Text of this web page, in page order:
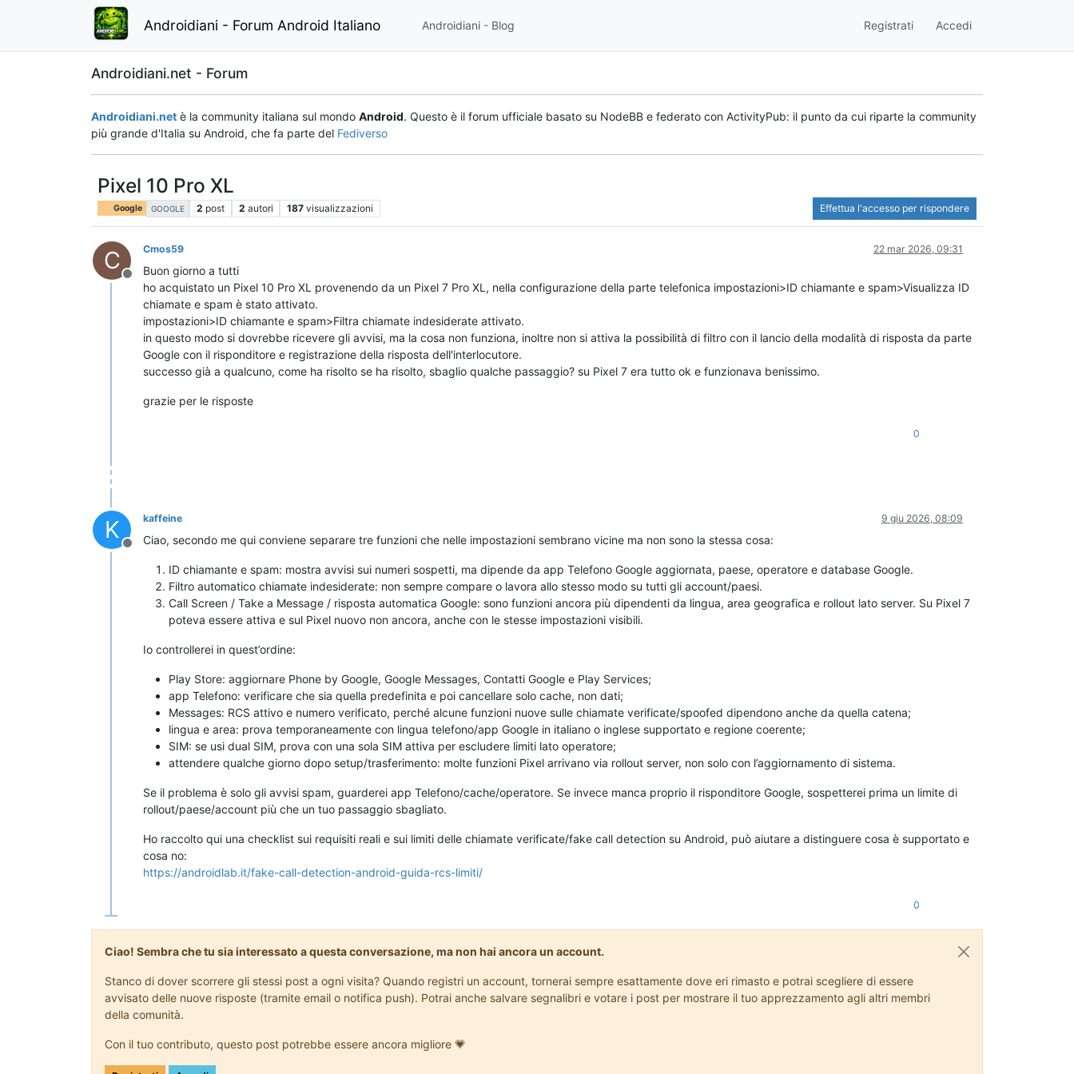
Androidiani - Forum Android Italiano Androidiani - Blog Registrati Accedi
Androidiani.net - Forum
Androidiani.net è la community italiana sul mondo Android. Questo è il forum ufficiale basato su NodeBB e federato con ActivityPub: il punto da cui riparte la community
più grande d'Italia su Android, che fa parte del Fediverso
Pixel 10 Pro XL
Google GOOGLE 2 post 2 autori 187 visualizzazioni Effettua l'accesso per rispondere
C
Non in linea
Cmos59 22 mar 2026, 09:31
Buon giorno a tutti
ho acquistato un Pixel 10 Pro XL provenendo da un Pixel 7 Pro XL, nella configurazione della parte telefonica impostazioni>ID chiamante e spam>Visualizza ID
chiamate e spam è stato attivato.
impostazioni>ID chiamante e spam>Filtra chiamate indesiderate attivato.
in questo modo si dovrebbe ricevere gli avvisi, ma la cosa non funziona, inoltre non si attiva la possibilità di filtro con il lancio della modalità di risposta da parte
Google con il risponditore e registrazione della risposta dell'interlocutore.
successo già a qualcuno, come ha risolto se ha risolto, sbaglio qualche passaggio? su Pixel 7 era tutto ok e funzionava benissimo.
grazie per le risposte
0
K
Non in linea
kaffeine 9 giu 2026, 08:09
Ciao, secondo me qui conviene separare tre funzioni che nelle impostazioni sembrano vicine ma non sono la stessa cosa:
ID chiamante e spam: mostra avvisi sui numeri sospetti, ma dipende da app Telefono Google aggiornata, paese, operatore e database Google.
Filtro automatico chiamate indesiderate: non sempre compare o lavora allo stesso modo su tutti gli account/paesi.
Call Screen / Take a Message / risposta automatica Google: sono funzioni ancora più dipendenti da lingua, area geografica e rollout lato server. Su Pixel 7
poteva essere attiva e sul Pixel nuovo non ancora, anche con le stesse impostazioni visibili.
Io controllerei in quest’ordine:
Play Store: aggiornare Phone by Google, Google Messages, Contatti Google e Play Services;
app Telefono: verificare che sia quella predefinita e poi cancellare solo cache, non dati;
Messages: RCS attivo e numero verificato, perché alcune funzioni nuove sulle chiamate verificate/spoofed dipendono anche da quella catena;
lingua e area: prova temporaneamente con lingua telefono/app Google in italiano o inglese supportato e regione coerente;
SIM: se usi dual SIM, prova con una sola SIM attiva per escludere limiti lato operatore;
attendere qualche giorno dopo setup/trasferimento: molte funzioni Pixel arrivano via rollout server, non solo con l’aggiornamento di sistema.
Se il problema è solo gli avvisi spam, guarderei app Telefono/cache/operatore. Se invece manca proprio il risponditore Google, sospetterei prima un limite di
rollout/paese/account più che un tuo passaggio sbagliato.
Ho raccolto qui una checklist sui requisiti reali e sui limiti delle chiamate verificate/fake call detection su Android, può aiutare a distinguere cosa è supportato e
cosa no:
https://androidlab.it/fake-call-detection-android-guida-rcs-limiti/
0
Ciao! Sembra che tu sia interessato a questa conversazione, ma non hai ancora un account.
Stanco di dover scorrere gli stessi post a ogni visita? Quando registri un account, tornerai sempre esattamente dove eri rimasto e potrai scegliere di essere
avvisato delle nuove risposte (tramite email o notifica push). Potrai anche salvare segnalibri e votare i post per mostrare il tuo apprezzamento agli altri membri
della comunità.
Con il tuo contributo, questo post potrebbe essere ancora migliore 💗